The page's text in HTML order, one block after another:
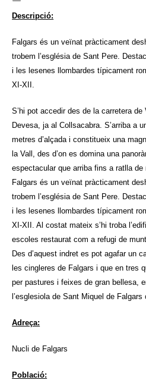
Descripció:
Falgars és un veïnat pràcticament
trobem l’església de Sant Pere.
i les lesenes llombardes típicament
XI-XII.
S’hi pot accedir des de la carretera
Devesa, ja al Collsacabra. S’arriba a
metres d’alçada i constitueix una
la Vall, des d’on es domina una
espectacular que arriba fins a ratlla de
Falgars és un veïnat pràcticament
trobem l’església de Sant Pere.
i les lesenes llombardes típicament
XI-XII. Al costat mateix s’hi troba
escoles restaurat com a refugi de
Des d’aquest indret es pot agafar un
les cingleres de Falgars i que en tres
per pastures i feixes de gran bellesa,
l’esglesiola de Sant Miquel de Falgars
Adreça:
Nucli de Falgars
Població: